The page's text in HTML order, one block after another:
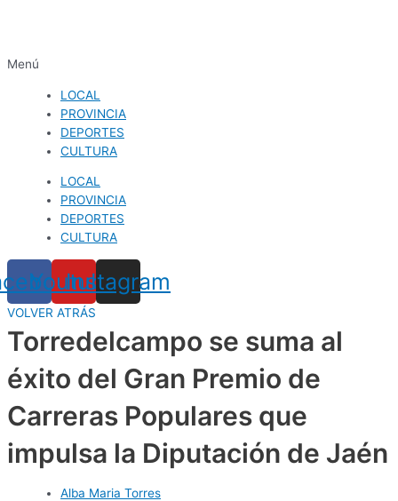
Menú
LOCAL
PROVINCIA
DEPORTES
CULTURA
LOCAL
PROVINCIA
DEPORTES
CULTURA
Youtube
Instagram
VOLVER ATRÁS
Torredelcampo se suma al
éxito del Gran Premio de
Carreras Populares que
impulsa la Diputación de Jaén
Alba Maria Torres